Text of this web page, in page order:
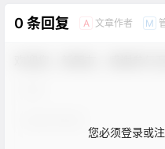
0 条回复 A 文章作者 M
您必须登录或